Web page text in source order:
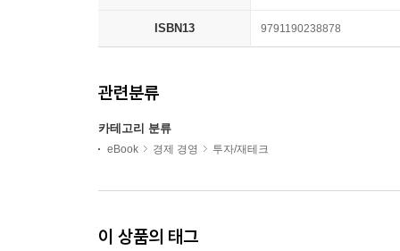
ISBN13 9791190238878
관련분류
카테고리 분류
eBook 경제 경영 투자/재테크
이 상품의 태그